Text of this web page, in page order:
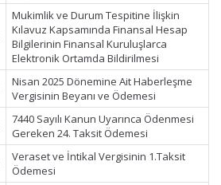
Mukimlik ve Durum Tespitine İlişkin
Kılavuz Kapsamında Finansal Hesap
Bilgilerinin Finansal Kuruluşlarca
Elektronik Ortamda Bildirilmesi
Nisan 2025 Dönemine Ait Haberleşme
Vergisinin Beyanı ve Ödemesi
7440 Sayılı Kanun Uyarınca Ödenmesi
Gereken 24. Taksit Ödemesi
Veraset ve İntikal Vergisinin 1.Taksit
Ödemesi